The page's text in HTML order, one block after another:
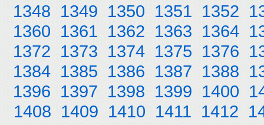
1348 1349 1350 1351 1352
1360 1361 1362 1363 1364
1372 1373 1374 1375 1376
1384 1385 1386 1387 1388
1396 1397 1398 1399 1400
1408 1409 1410 1411 1412